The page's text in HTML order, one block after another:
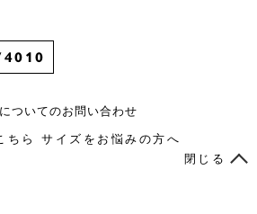
ついてのお問い合わせ
ちら
サイズをお悩みの方へ
閉じる